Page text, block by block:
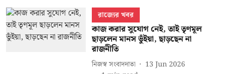
রাজ্যের খবর
কাজ করার সুযোগ নেই, তাই তৃণমূল
ছাড়লেন মানস ভুঁইয়া, ছাড়ছেন না
রাজনীতি
নিজস্ব সংবাদদাতা
13 Jun 2026